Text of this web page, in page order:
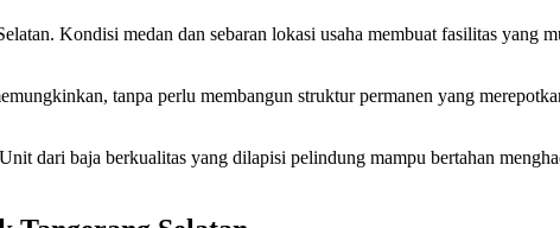
Kondisi medan dan sebaran lokasi usaha membuat fasilitas
tanpa perlu membangun struktur permanen yang
dari baja berkualitas yang dilapisi pelindung mampu bertahan